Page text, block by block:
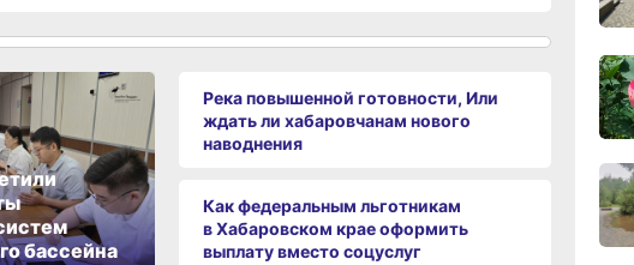
бассейна
Река повышенной готовности, Или
ждать ли хабаровчанам нового
наводнения
Как федеральным льготникам
в Хабаровском крае оформить
выплату вместо соцуслуг